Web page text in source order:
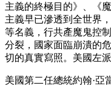
主義的終極目的》、《
主義早已滲透到全世界
等名義，行共產魔鬼控
分裂，國家面臨崩潰的
切的真實寫照。美國左
美國第二任總統約翰·亞